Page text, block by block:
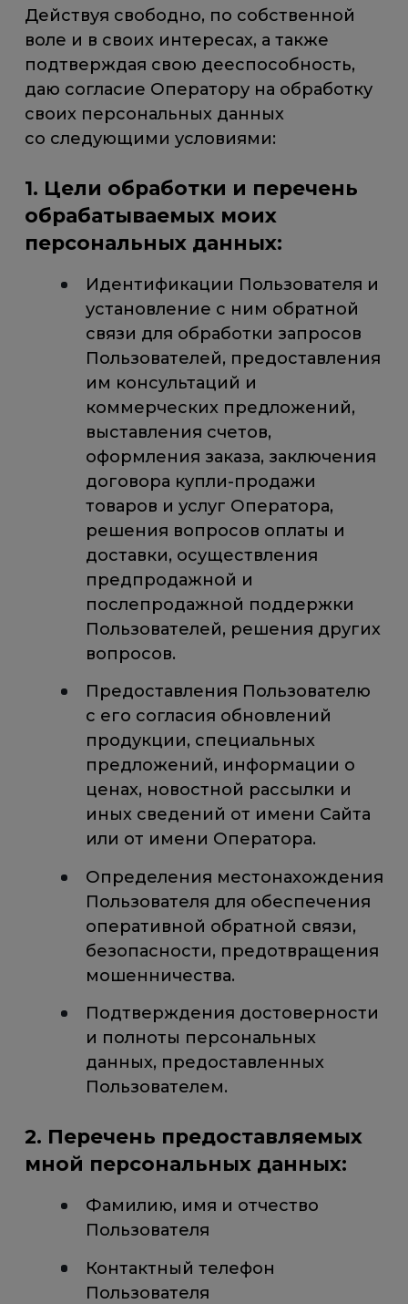
Действуя свободно, по собственной
воле и в своих интересах, а также
подтверждая свою дееспособность,
даю согласие Оператору на обработку
своих персональных данных
со следующими условиями:
1. Цели обработки и перечень
обрабатываемых моих
персональных данных:
Идентификации Пользователя и
установление с ним обратной
связи для обработки запросов
Пользователей, предоставления
им консультаций и
коммерческих предложений,
выставления счетов,
оформления заказа, заключения
договора купли-продажи
товаров и услуг Оператора,
решения вопросов оплаты и
доставки, осуществления
предпродажной и
послепродажной поддержки
Пользователей, решения других
вопросов.
Предоставления Пользователю
с его согласия обновлений
продукции, специальных
предложений, информации о
ценах, новостной рассылки и
иных сведений от имени Сайта
или от имени Оператора.
Определения местонахождения
Пользователя для обеспечения
оперативной обратной связи,
безопасности, предотвращения
мошенничества.
Подтверждения достоверности
и полноты персональных
данных, предоставленных
Пользователем.
2. Перечень предоставляемых
мной персональных данных:
Фамилию, имя и отчество
Пользователя
Контактный телефон
Пользователя